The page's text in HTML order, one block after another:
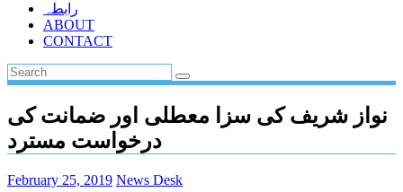
رابطہ
ABOUT
CONTACT
نواز شریف کی سزا معطلی اور ضمانت کی
درخواست مسترد
February 25, 2019 News Desk